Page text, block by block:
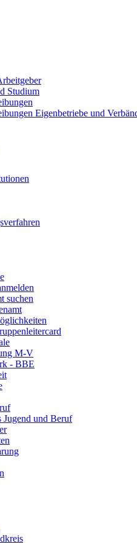
Studium
Eigenbetriebe und
suchen
M-V
- BBE
Jugend und Beruf